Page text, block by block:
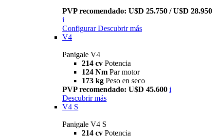
PVP recomendado: U$D 25.750 / U$D 28.950
i
Configurar Descubrir más
V4
Panigale V4
214 cv Potencia
124 Nm Par motor
173 kg Peso en seco
PVP recomendado: U$D 45.600 i
Descubrir más
V4 S
Panigale V4 S
214 cv Potencia